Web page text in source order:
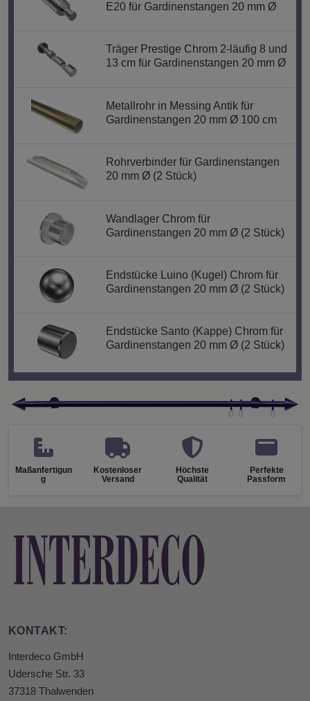
E20 für Gardinenstangen 20 mm Ø
Träger Prestige Chrom 2-läufig 8 und
13 cm für Gardinenstangen 20 mm Ø
Metallrohr in Messing Antik für
Gardinenstangen 20 mm Ø 100 cm
Rohrverbinder für Gardinenstangen
20 mm Ø (2 Stück)
Wandlager Chrom für
Gardinenstangen 20 mm Ø (2 Stück)
Endstücke Luino (Kugel) Chrom für
Gardinenstangen 20 mm Ø (2 Stück)
Endstücke Santo (Kappe) Chrom für
Gardinenstangen 20 mm Ø (2 Stück)
Maßanfertigun
g
Kostenloser
Versand
Höchste
Qualität
Perfekte
Passform
KONTAKT:
Interdeco GmbH
Udersche Str. 33
37318 Thalwenden